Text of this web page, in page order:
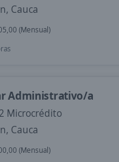
Cauca
(Mensual)
Administrativo/a
Microcrédito
Cauca
(Mensual)